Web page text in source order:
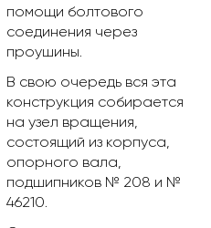
помощи болтового
соединения через
проушины.
В свою очередь вся эта
конструкция собирается
на узел вращения,
состоящий из корпуса,
опорного вала,
подшипников № 208 и №
46210.